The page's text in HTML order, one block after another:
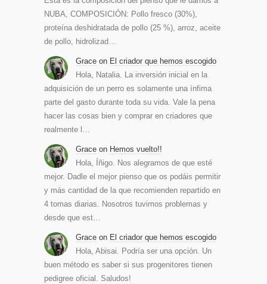
NUBA, COMPOSICIÓN: Pollo fresco (30%),
proteína deshidratada de pollo (25 %), arroz, aceite
de pollo, hidrolizad…
Grace on El criador que hemos escogido
Hola, Natalia. La inversión inicial en la
adquisición de un perro es solamente una ínfima
parte del gasto durante toda su vida. Vale la pena
hacer las cosas bien y comprar en criadores que
realmente l…
Grace on Hemos vuelto!!
Hola, Íñigo. Nos alegramos de que esté
mejor. Dadle el mejor pienso que os podáis permitir
y más cantidad de la que recomienden repartido en
4 tomas diarias. Nosotros tuvimos problemas y
desde que est…
Grace on El criador que hemos escogido
Hola, Abisai. Podría ser una opción. Un
buen método es saber si sus progenitores tienen
pedigree oficial. Saludos!